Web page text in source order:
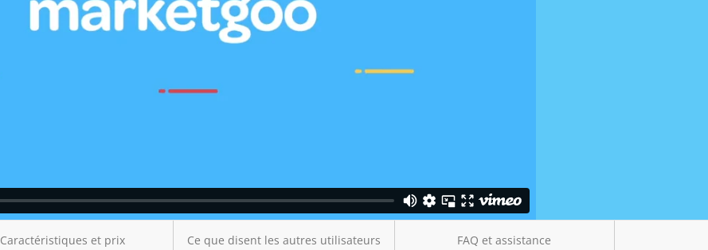
Caractéristiques et prix Ce que disent les autres utilisateurs FAQ et assistance